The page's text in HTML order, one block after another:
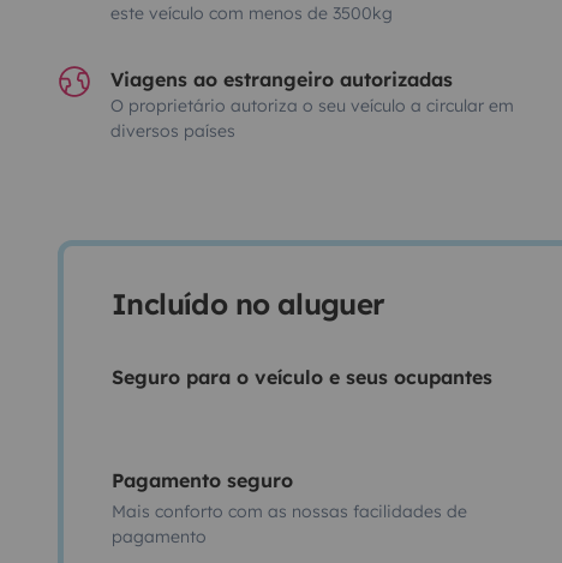
este veículo com menos de 3500kg
Viagens ao estrangeiro autorizadas
O proprietário autoriza o seu veículo a circular em
diversos países
Incluído no aluguer
Seguro para o veículo e seus ocupantes
Pagamento seguro
Mais conforto com as nossas facilidades de
pagamento